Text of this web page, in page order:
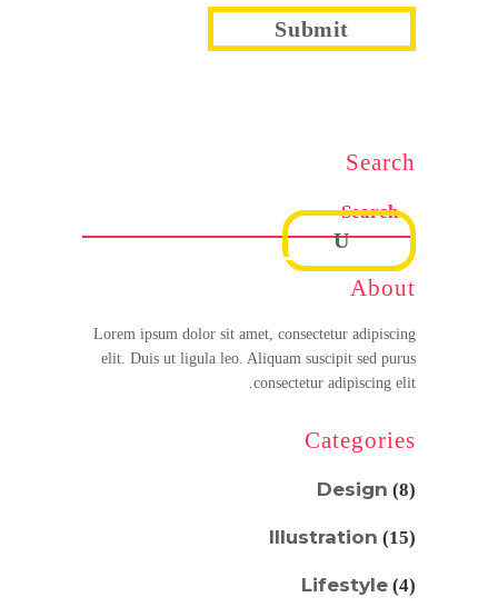
Search
About
Lorem ipsum dolor sit amet, consectetur adipiscing
elit. Duis ut ligula leo. Aliquam suscipit sed purus
consectetur adipiscing elit.
Categories
Design (8)
Illustration (15)
Lifestyle (4)